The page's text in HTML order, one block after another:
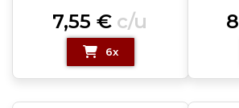
7,55€ c/u
6x